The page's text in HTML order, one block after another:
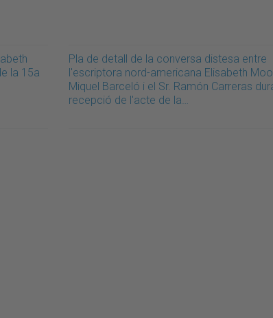
la 15a
Pla de detall de la conversa distesa entre
l'escriptora nord-americana Elisabeth
Miquel Barceló i el Sr. Ramón Carreras
recepció de l'acte de la…